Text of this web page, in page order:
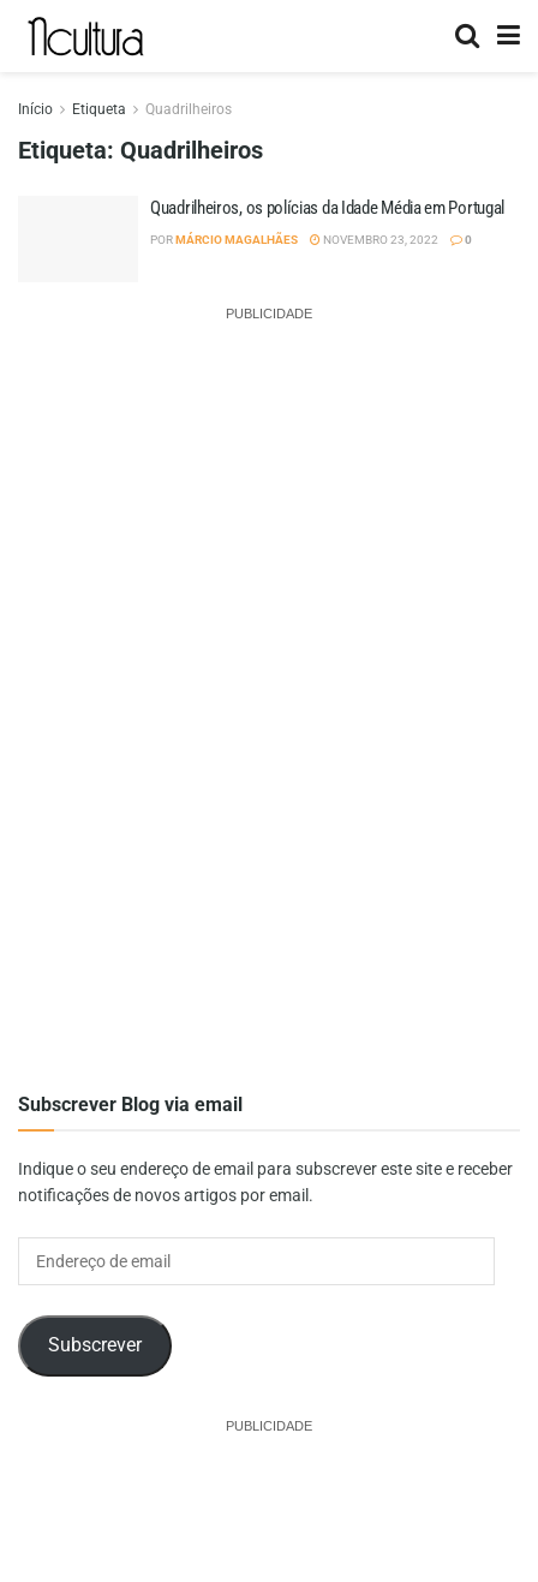
Início Etiqueta Quadrilheiros
Etiqueta: Quadrilheiros
Quadrilheiros, os polícias da Idade Média em Portugal
PORMÁRCIO MAGALHÃES NOVEMBRO 23, 2022 0
PUBLICIDADE
Subscrever Blog via email
Indique o seu endereço de email para subscrever este site e receber
notificações de novos artigos por email.
Subscrever
PUBLICIDADE